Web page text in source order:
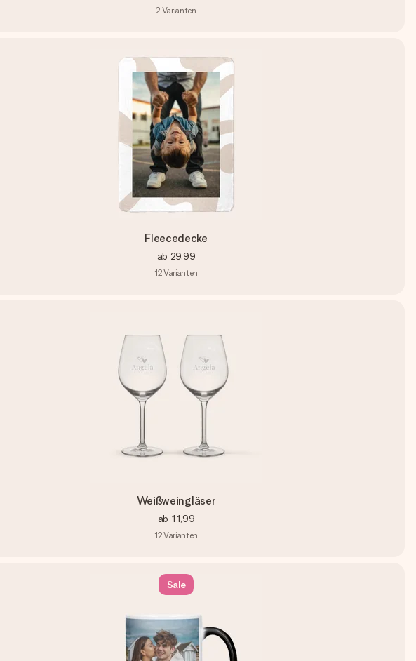
2 Varianten
Fleecedecke
ab 29,99
12Varianten
Weißweingläser
ab 11,99
12Varianten
Sale